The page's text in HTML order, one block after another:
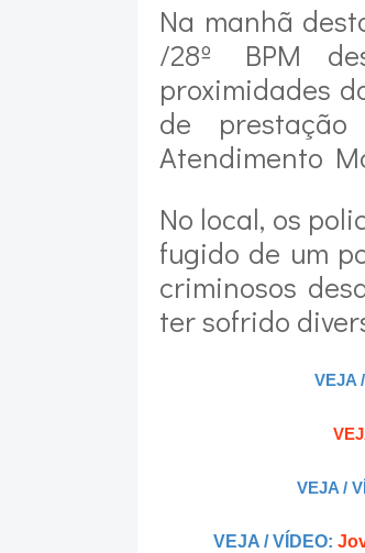
Na manhã
/28º BPM
proximidades
de
Atendimento
No local, os
fugido de um
criminosos
ter sofrido
VEJA
VEJA /
VEJA / VÍDEO: